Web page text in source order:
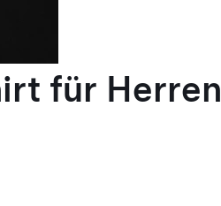
für Herren